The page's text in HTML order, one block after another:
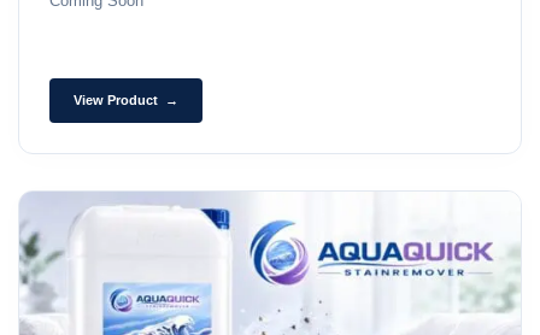
View Product →